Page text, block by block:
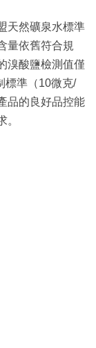
天然礦泉水標準
量依舊符合規
溴酸鹽檢測值僅
標準（10微克/
品的良好品控能
。